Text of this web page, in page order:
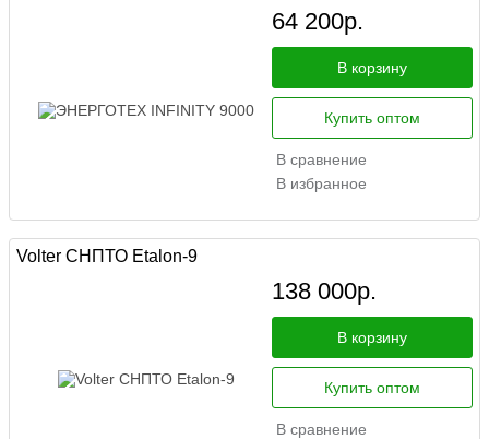
64 200р.
В корзину
Купить оптом
В сравнение
В избранное
Volter СНПТО Etalon-9
138 000р.
В корзину
Купить оптом
В сравнение